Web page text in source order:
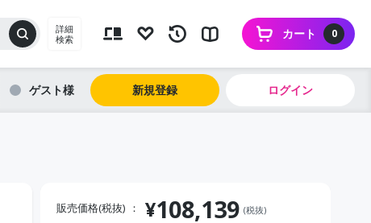
詳細
検索
0
カート
ゲスト 新規登録 ログイン
販売価格(税抜) ¥108,139 (税抜)